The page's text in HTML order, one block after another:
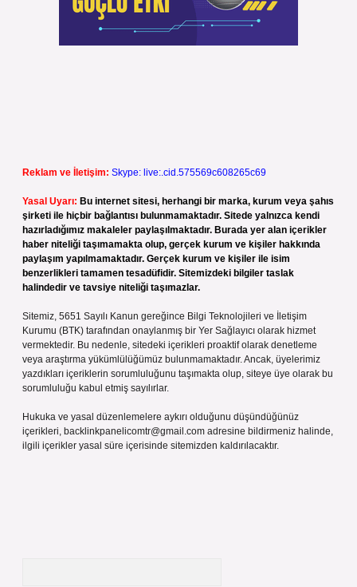
Reklam ve İletişim: Skype: live:.cid.575569c608265c69
Yasal Uyarı: Bu internet sitesi, herhangi bir marka, kurum veya şahıs
şirketi ile hiçbir bağlantısı bulunmamaktadır. Sitede yalnızca kendi
hazırladığımız makaleler paylaşılmaktadır. Burada yer alan içerikler
haber niteliği taşımamakta olup, gerçek kurum ve kişiler hakkında
paylaşım yapılmamaktadır. Gerçek kurum ve kişiler ile isim
benzerlikleri tamamen tesadüfidir. Sitemizdeki bilgiler taslak
halindedir ve tavsiye niteliği taşımazlar.
Sitemiz, 5651 Sayılı Kanun gereğince Bilgi Teknolojileri ve İletişim
Kurumu (BTK) tarafından onaylanmış bir Yer Sağlayıcı olarak hizmet
vermektedir. Bu nedenle, sitedeki içerikleri proaktif olarak denetleme
veya araştırma yükümlülüğümüz bulunmamaktadır. Ancak, üyelerimiz
yazdıkları içeriklerin sorumluluğunu taşımakta olup, siteye üye olarak bu
sorumluluğu kabul etmiş sayılırlar.
Hukuka ve yasal düzenlemelere aykırı olduğunu düşündüğünüz
içerikleri, backlinkpanelicomtr@gmail.com adresine bildirmeniz halinde,
ilgili içerikler yasal süre içerisinde sitemizden kaldırılacaktır.